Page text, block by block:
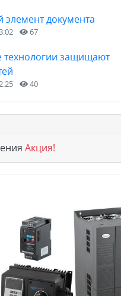
элемент документа
67
технологии защищают
40
Акция!